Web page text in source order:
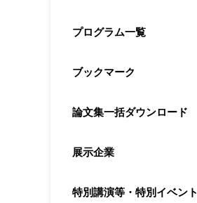
プログラム一覧
ブックマーク
論文集一括ダウンロード
展示企業
特別講演等・特別イベント